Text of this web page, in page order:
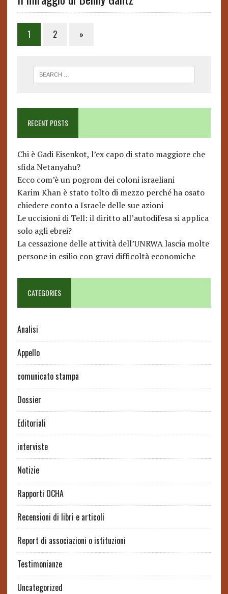
Posts
pagination
1 2 »
RECENT POSTS
Chi è Gadi Eisenkot, l’ex capo di stato maggiore che
sfida Netanyahu?
Ecco com’è un pogrom dei coloni israeliani
Karim Khan è stato tolto di mezzo perché ha osato
chiedere conto a Israele delle sue azioni
Le uccisioni di Tell: il diritto all’autodifesa si applica
solo agli ebrei?
La cessazione delle attività dell’UNRWA lascia molte
persone in esilio con gravi difficoltà economiche
CATEGORIES
Analisi
Appello
comunicato stampa
Dossier
Editoriali
interviste
Notizie
Rapporti OCHA
Recensioni di libri e articoli
Report di associazioni o istituzioni
Testimonianze
Uncategorized